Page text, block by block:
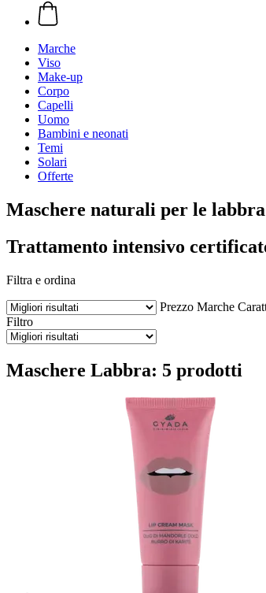
Marche
Viso
Make-up
Corpo
Capelli
Uomo
Bambini e neonati
Temi
Solari
Offerte
Maschere naturali per le labbra
Trattamento intensivo
Filtra e ordina
Prezzo Marche
Filtro
Maschere Labbra: 5 prodotti